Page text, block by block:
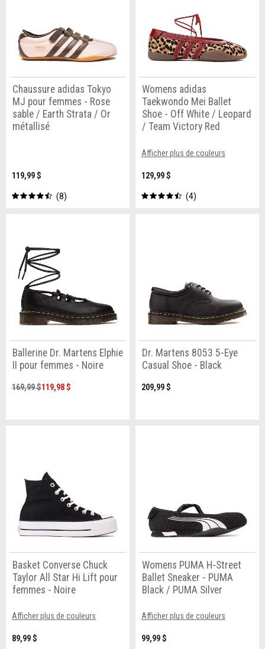
Chaussure adidas Tokyo
MJ pour femmes - Rose
sable / Earth Strata / Or
métallisé
119,99 $
8
Womens adidas
Taekwondo Mei Ballet
Shoe - Off White / Leopard
/ Team Victory Red
Afficher plus de couleurs
129,99 $
4
Ballerine Dr. Martens Elphie
II pour femmes - Noire
169,99 $119,98 $
Dr. Martens 8053 5-Eye
Casual Shoe - Black
209,99 $
Basket Converse Chuck
Taylor All Star Hi Lift pour
femmes - Noire
Afficher plus de couleurs
89,99 $
Womens PUMA H-Street
Ballet Sneaker - PUMA
Black / PUMA Silver
Afficher plus de couleurs
99,99 $